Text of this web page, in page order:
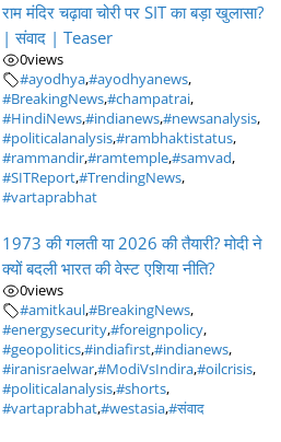
राम मंदिर चढ़ावा चोरी पर SIT का बड़ा खुलासा?
| संवाद | Teaser
0views
#ayodhya,#ayodhyanews,
#BreakingNews,#champatrai,
#HindiNews,#indianews,#newsanalysis,
#politicalanalysis,#rambhaktistatus,
#rammandir,#ramtemple,#samvad,
#SITReport,#TrendingNews,
#vartaprabhat
1973 की गलती या 2026 की तैयारी? मोदी ने
क्यों बदली भारत की वेस्ट एशिया नीति?
0views
#amitkaul,#BreakingNews,
#energysecurity,#foreignpolicy,
#geopolitics,#indiafirst,#indianews,
#iranisraelwar,#ModiVsIndira,#oilcrisis,
#politicalanalysis,#shorts,
#vartaprabhat,#westasia,#संवाद